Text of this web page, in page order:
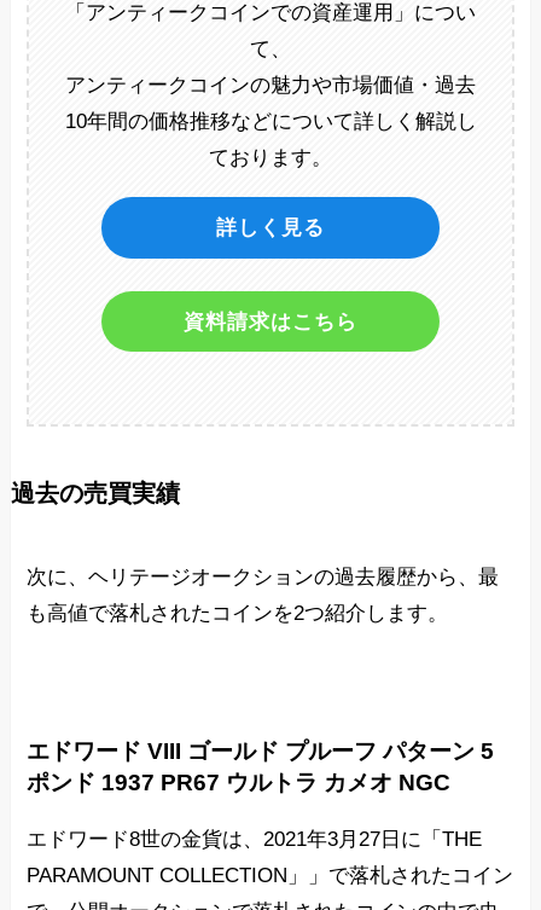
「アンティークコインでの資産運用」につい
て、
アンティークコインの魅力や市場価値・過去
10年間の価格推移などについて詳しく解説し
ております。
詳しく見る
資料請求はこちら
過去の売買実績
次に、ヘリテージオークションの過去履歴から、最
も高値で落札されたコインを2つ紹介します。
エドワード VIII ゴールド プルーフ パターン 5
ポンド 1937 PR67 ウルトラ カメオ NGC
エドワード8世の金貨は、2021年3月27日に「THE
PARAMOUNT COLLECTION」」で落札されたコイン